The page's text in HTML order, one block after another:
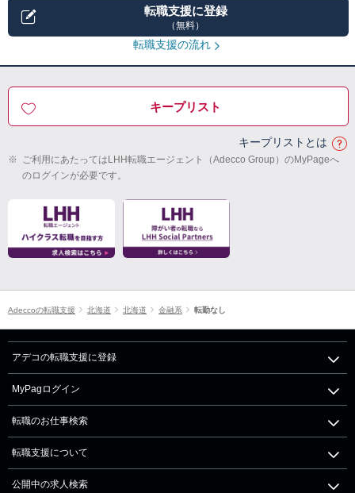
転職支援に登録
（無料）
転職支援の流れ
キープリスト
キープリストとは
※ ご利用にあたってはLHH転職エージェント（Adecco Group）のMyPageへ
のログインが必要です。
Adeccoの転職支援 北海道 北海道 金融系 転勤なし
アデコの転職支援に登録
MyPagログイン
転職のお仕事検索
転職支援について
公開中の求人検索